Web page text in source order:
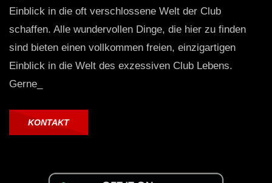
Einblick in die oft verschlossene Welt der Club
schaffen. Alle wundervollen Dinge, die hier zu finden
sind bieten einen vollkommen freien, einzigartigen
Einblick in die Welt des exzessiven Club Lebens.
Gerne_
KONTAKT